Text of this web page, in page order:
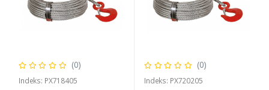
(0)
Indeks: PX718405
(0)
Indeks: PX720205